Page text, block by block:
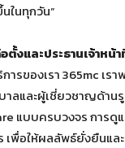
ในทุกวัน”
และประธานเจ้าหน้า
ารของเรา 365mc
าลและผู้เชี่ยวชาญด้า
แบบครบวงจร การ
เพื่อให้ผลลัพธ์ยั่งยืนแ